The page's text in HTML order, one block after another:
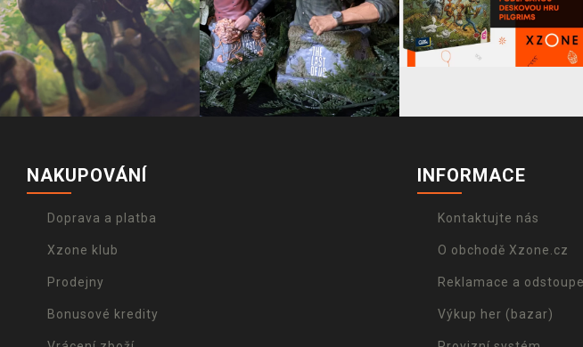
NAKUPOVÁNÍ
Doprava a platba
Xzone klub
Prodejny
Bonusové kredity
INFORMACE
Kontaktujte nás
O obchodě Xzone.cz
Reklamace a
Výkup her (bazar)